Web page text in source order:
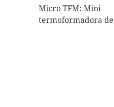
Micro TFM: Mini
termoformadora